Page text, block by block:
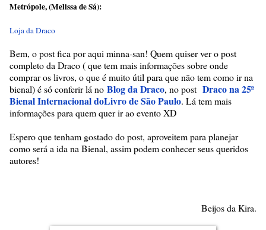
Metrópole, (Melissa de Sá):
Loja da Draco
Bem, o post fica por aqui minna-san! Quem quiser ver o post
completo da Draco ( que tem mais informações sobre onde
comprar os livros, o que é muito útil para que não tem como ir na
bienal) é só conferir lá no Blog da Draco, no post Draco na 25ª
Bienal Internacional doLivro de São Paulo. Lá tem mais
informações para quem quer ir ao evento XD
Espero que tenham gostado do post, aproveitem para planejar
como será a ida na Bienal, assim podem conhecer seus queridos
autores!
Beijos da Kira.